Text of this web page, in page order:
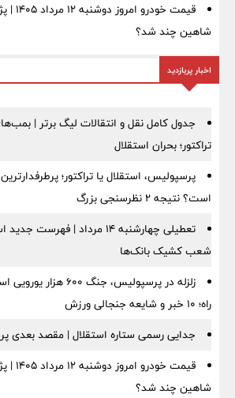
شاهین چند شد؟
اخبار پربازدید
جدول کامل نقل و انتقالات لیگ برتر |
تراکتور؛ بحران استقلال
پرسپولیس، استقلال یا تراکتور؛
است؟ نتیجه ۲ نظرسنجی بزرگ
تعطیلی چهارشنبه ۱۴ مرداد |
شعب کشیک بانک‌ها
زلزله در پرسپولیس، جنگ
راه؛ ۱۰ خبر و شایعه جنجالی ورزش
جدایی رسمی ستاره استقلال | مقصد بعدی
شاهین چند شد؟